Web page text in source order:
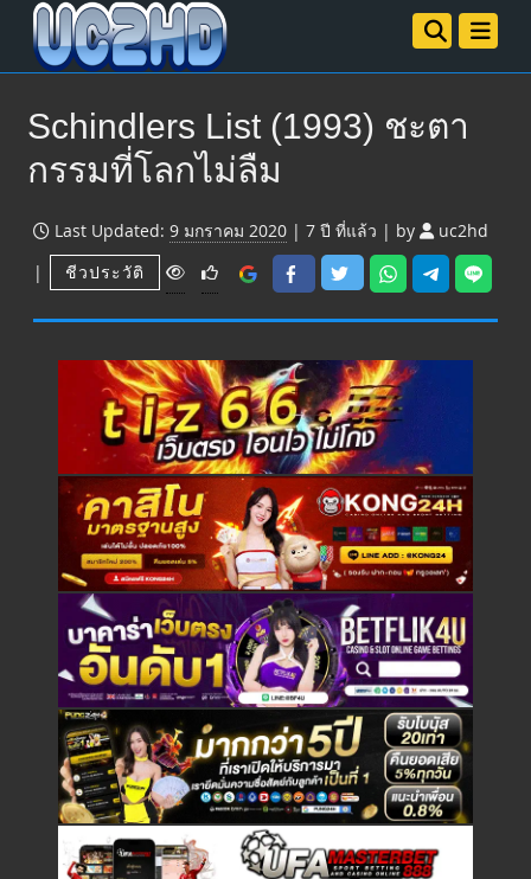
Schindlers List (1993) ชะตา
กรรมที่โลกไม่ลืม
Last Updated: 9 มกราคม 2020 | 7 ปี ที่แล้ว | by
uc2hd
|
ชีวประวัติ
V
w
s